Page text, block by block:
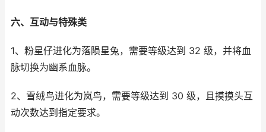
六、互动与特殊类
1、粉星仔进化为落陨星兔，需要等级达到 32 级，并将血
脉切换为幽系血脉。
2、雪绒鸟进化为岚鸟，需要等级达到 30 级，且摸摸头互
动次数达到指定要求。